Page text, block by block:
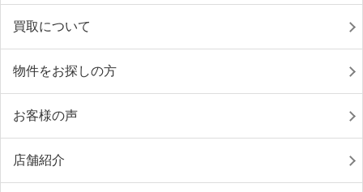
買取について
物件をお探しの方
お客様の声
店舗紹介